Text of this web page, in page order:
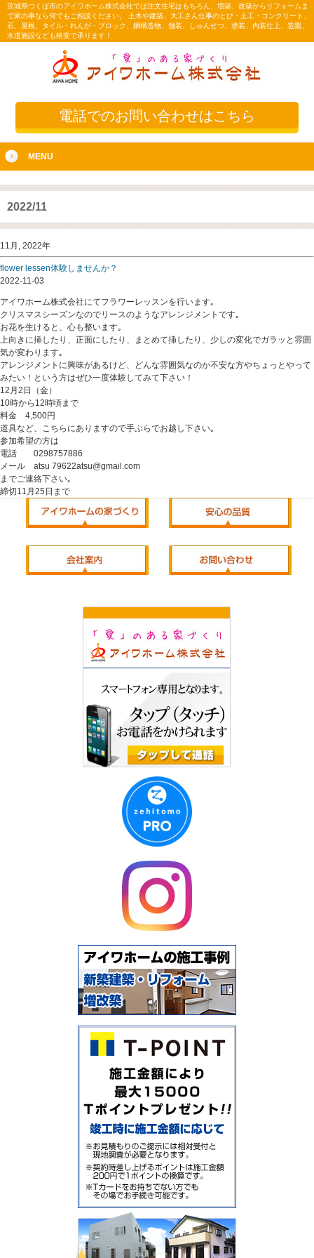
茨城県つくば市のアイワホーム株式会社では注文住宅はもちろん、増築、改築からリフォームま
で家の事なら何でもご相談ください。 土木や建築、大工さん仕事のとび・土工・コンクリート、
石、屋根、タイル・れんが・ブロック、鋼構造物、舗装、しゅんせつ、塗装、内装仕上、造園、
水道施設なども格安で承ります！
電話でのお問い合わせはこちら
MENU
2022/11
11月, 2022年
flower lessen体験しませんか？
2022-11-03
アイワホーム株式会社にてフラワーレッスンを行います｡
クリスマスシーズンなのでリースのようなアレンジメントです｡
お花を生けると、心も整います｡
上向きに挿したり、正面にしたり、まとめて挿したり、少しの変化でガラッと雰囲
気が変わります｡
アレンジメントに興味があるけど、どんな雰囲気なのか不安な方やちょっとやって
みたい！という方はぜひ一度体験してみて下さい！
12月2日（金）
10時から12時頃まで
料金 4,500円
道具など、こちらにありますので手ぶらでお越し下さい｡
参加希望の方は
電話 0298757886
メール atsu 79622atsu@gmail.com
までご連絡下さい｡
締切11月25日まで